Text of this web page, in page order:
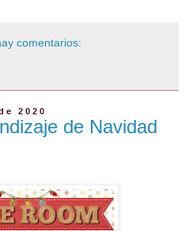
comentarios:
2020
de Navidad